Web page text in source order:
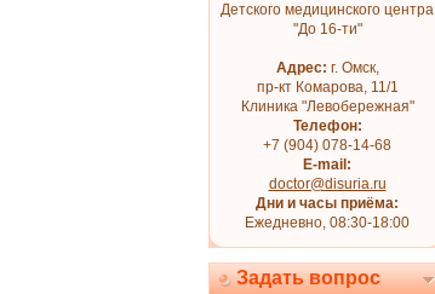
Детского медицинского центра
"До 16-ти"
Адрес: г. Омск,
пр-кт Комарова, 11/1
Клиника "Левобережная"
Телефон:
+7 (904) 078-14-68
E-mail:
doctor@disuria.ru
Дни и часы приёма:
Ежедневно, 08:30-18:00
Задать вопрос